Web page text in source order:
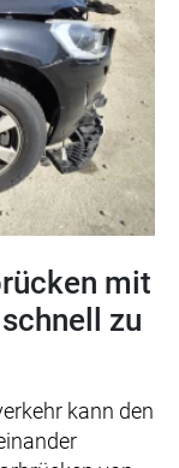
mit
zu
kann den